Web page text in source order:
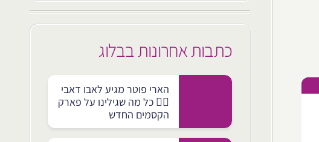
כתבות אחרונות בבלוג
הארי פוטר מגיע לאבו דאבי
🧙‍♂️ כל מה שגילינו על פארק
הקסמים החדש